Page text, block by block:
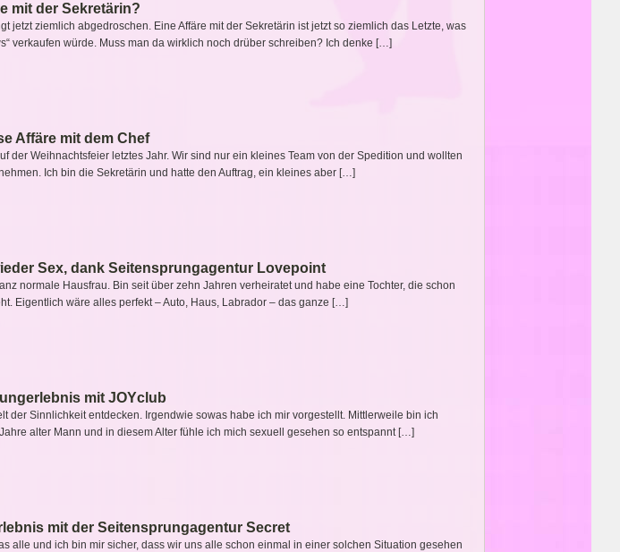
mit der Sekretärin?
jetzt ziemlich abgedroschen. Eine Affäre mit der Sekretärin ist jetzt so ziemlich das Letzte, was
verkaufen würde. Muss man da wirklich noch drüber schreiben? Ich denke […]
Affäre mit dem Chef
der Weihnachtsfeier letztes Jahr. Wir sind nur ein kleines Team von der Spedition und wollten
Ich bin die Sekretärin und hatte den Auftrag, ein kleines aber […]
Sex, dank Seitensprungagentur Lovepoint
normale Hausfrau. Bin seit über zehn Jahren verheiratet und habe eine Tochter, die schon
Eigentlich wäre alles perfekt – Auto, Haus, Labrador – das ganze […]
mit JOYclub
der Sinnlichkeit entdecken. Irgendwie sowas habe ich mir vorgestellt. Mittlerweile bin ich
alter Mann und in diesem Alter fühle ich mich sexuell gesehen so entspannt […]
mit der Seitensprungagentur Secret
alle und ich bin mir sicher, dass wir uns alle schon einmal in einer solchen Situation gesehen